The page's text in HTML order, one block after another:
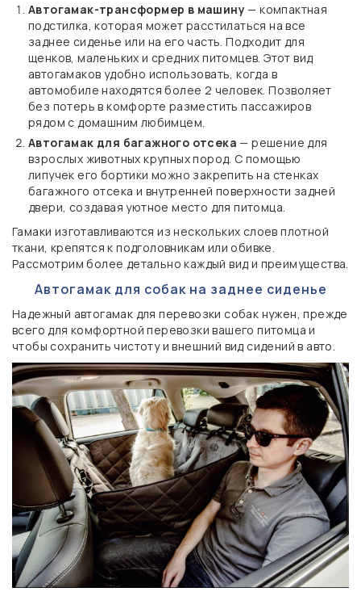
Автогамак-трансформер в машину— компактная
подстилка, которая может расстилаться на все
заднее сиденье или на его часть. Подходит для
щенков, маленьких и средних питомцев. Этот вид
автогамаков удобно использовать, когда в
автомобиле находятся более 2 человек. Позволяет
без потерь в комфорте разместить пассажиров
рядом с домашним любимцем.
Автогамак для багажного отсека — решение для
взрослых животных крупных пород. С помощью
липучек его бортики можно закрепить на стенках
багажного отсека и внутренней поверхности задней
двери, создавая уютное место для питомца.
Гамаки изготавливаются из нескольких слоев плотной
ткани, крепятся к подголовникам или обивке.
Рассмотрим более детально каждый вид и преимущества.
Автогамак для собак на заднее сиденье
Надежный автогамак для перевозки собак нужен, прежде
всего для комфортной перевозки вашего питомца и
чтобы сохранить чистоту и внешний вид сидений в авто.